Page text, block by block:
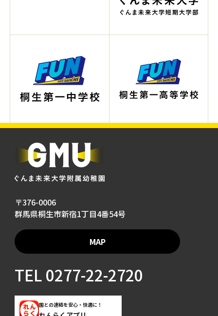
〒376-0006
群馬県桐生市新宿1丁目4番54号
MAP
TEL0277-22-2720
園との連絡を安心・快適に！